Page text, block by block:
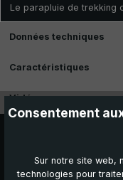
Le parapluie de trekking
Données techniques
Caractéristiques
Vidéos
Consentement
Sur notre site web,
technologies pour